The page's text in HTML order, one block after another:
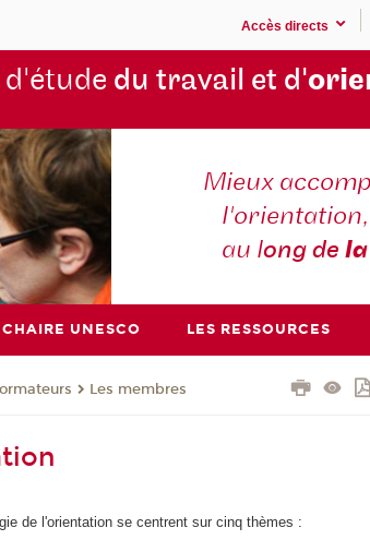
Accès directs
du travail et d'
Mieux
au long de
CHAIRE UNESCO LES RESSOURCES
Les membres
de l'orientation se centrent sur cinq thèmes :